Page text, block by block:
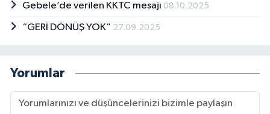
Gebele’de verilen KKTC mesajı 08.10.2025
“GERİ DÖNÜŞ YOK” 27.09.2025
Yorumlar